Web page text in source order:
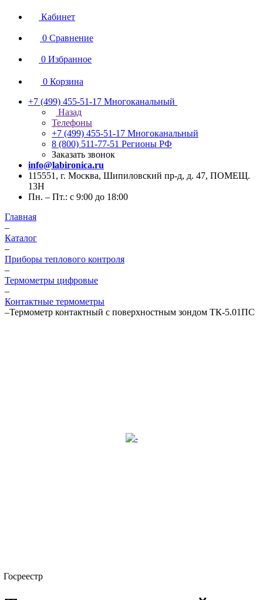
Кабинет
0 Сравнение
0 Избранное
0 Корзина
+7 (499) 455-51-17 Многоканальный
Назад
Телефоны
+7 (499) 455-51-17 Многоканальный
8 (800) 511-77-51 Регионы РФ
Заказать звонок
info@labironica.ru
115551, г. Москва, Шипиловский пр-д, д. 47, ПОМЕЩ.
13Н
Пн. – Пт.: с 9:00 до 18:00
Главная
–
Каталог
–
Приборы теплового контроля
–
Термометры цифровые
–
Контактные термометры
–Термометр контактный с поверхностным зондом ТК-5.01ПС
Госреестр